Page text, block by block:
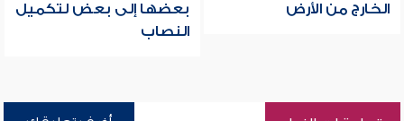
الخارج من الأرض
بعضها إلى بعض لتكميل
النصاب